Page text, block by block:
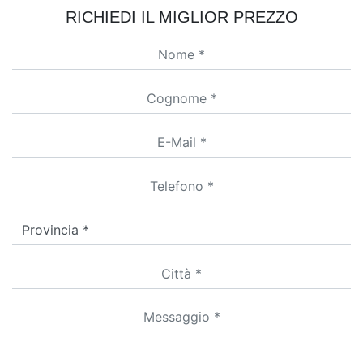
RICHIEDI IL MIGLIOR PREZZO